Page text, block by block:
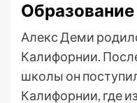
Алекс Деми
Калифорнии.
школы он
Калифорнии, где